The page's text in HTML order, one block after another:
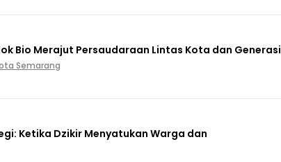
Bio Merajut Persaudaraan Lintas Kota dan Generasi
Semarang
Ketika Dzikir Menyatukan Warga dan